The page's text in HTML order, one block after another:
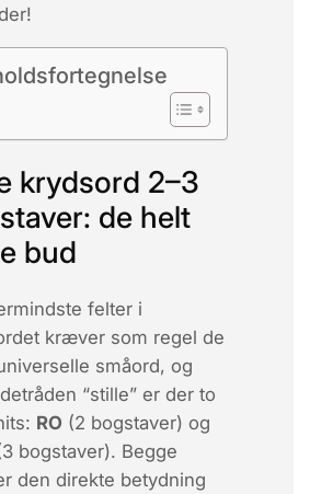
krydsord 2–3
de helt
bud
felter i
kræver som regel de
småord, og
“stille”er der to
RO (2 bogstaver) og
bogstaver). Begge
den direkte betydning